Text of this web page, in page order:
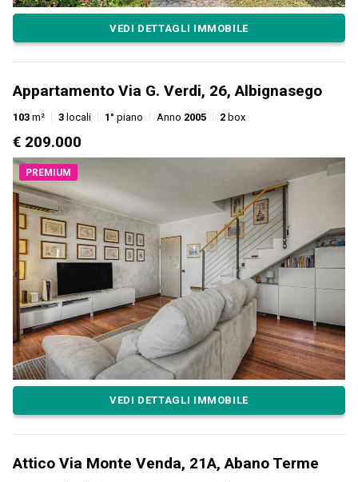
VEDI DETTAGLI IMMOBILE
Appartamento Via G. Verdi, 26, Albignasego
103 m² 3 locali 1° piano Anno 2005 2 box
€ 209.000
PREMIUM
VEDI DETTAGLI IMMOBILE
Attico Via Monte Venda, 21A, Abano Terme